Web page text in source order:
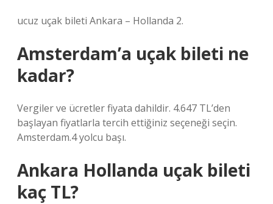
ucuz uçak bileti Ankara – Hollanda 2.
Amsterdam’a uçak bileti ne
kadar?
Vergiler ve ücretler fiyata dahildir. 4.647 TL’den
başlayan fiyatlarla tercih ettiğiniz seçeneği seçin.
Amsterdam.4 yolcu başı.
Ankara Hollanda uçak bileti
kaç TL?